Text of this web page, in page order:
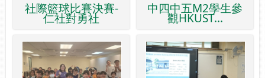
社際籃球比賽決賽-
仁社對勇社
中四中五M2學生參
觀HKUST...